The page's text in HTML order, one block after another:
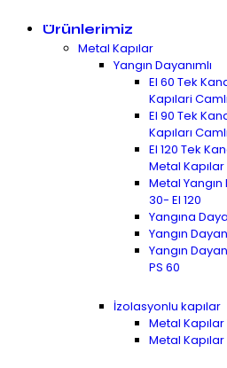
Ürünlerimiz
Metal Kapılar
Yangın Dayanımlı
EI 60 Tek
Kapılari
EI 90 Tek
Kapıları
EI 120 Tek
Metal Kapılar
Metal Yangın
30- EI 120
Yangına
Yangın
Yangın
PS 60
İzolasyonlu kapılar
Metal Kapılar
Metal Kapılar